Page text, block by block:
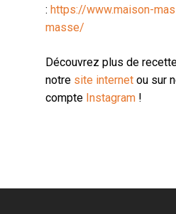
: https://www.maison-
masse/
Découvrez plus de
notre site internet ou sur
compte Instagram !